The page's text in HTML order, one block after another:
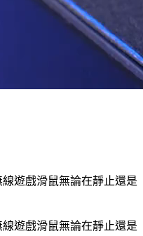
遊戲滑鼠無論在靜止還是
遊戲滑鼠無論在靜止還是